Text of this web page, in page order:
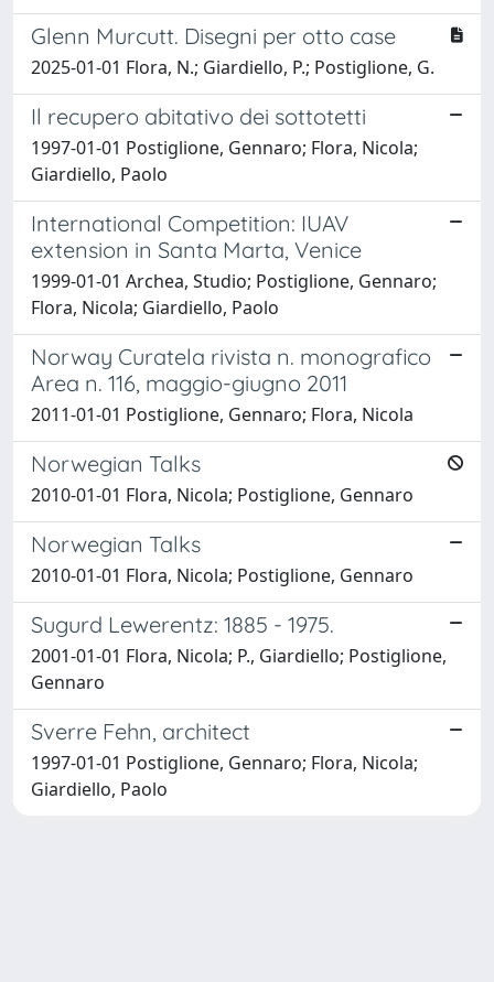
Glenn Murcutt. Disegni per otto case
2025-01-01 Flora, N.; Giardiello, P.; Postiglione, G.
Il recupero abitativo dei sottotetti
1997-01-01 Postiglione, Gennaro; Flora, Nicola;
Giardiello, Paolo
International Competition: IUAV
extension in Santa Marta, Venice
1999-01-01 Archea, Studio; Postiglione, Gennaro;
Flora, Nicola; Giardiello, Paolo
Norway Curatela rivista n. monografico
Area n. 116, maggio-giugno 2011
2011-01-01 Postiglione, Gennaro; Flora, Nicola
Norwegian Talks
2010-01-01 Flora, Nicola; Postiglione, Gennaro
Norwegian Talks
2010-01-01 Flora, Nicola; Postiglione, Gennaro
Sugurd Lewerentz: 1885 - 1975.
2001-01-01 Flora, Nicola; P., Giardiello; Postiglione,
Gennaro
Sverre Fehn, architect
1997-01-01 Postiglione, Gennaro; Flora, Nicola;
Giardiello, Paolo